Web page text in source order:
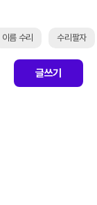
이름 수리 수리팔자
글쓰기